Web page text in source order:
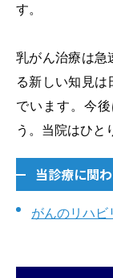
す。
乳がん治療は急
る新しい知見
でいます。今
う。当院はひと
当診療に関
がんのリハビ